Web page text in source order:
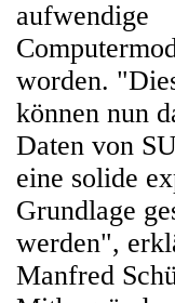
aufwendige
worden.
können nun
Daten von
eine solide
Grundlage
werden",
Manfred